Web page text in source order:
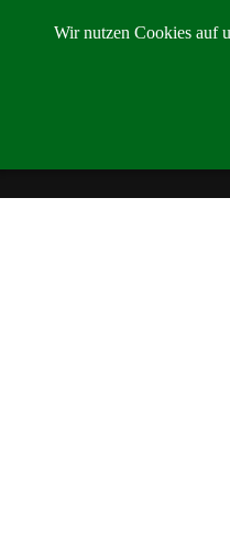
Wir nutzen Cookies auf